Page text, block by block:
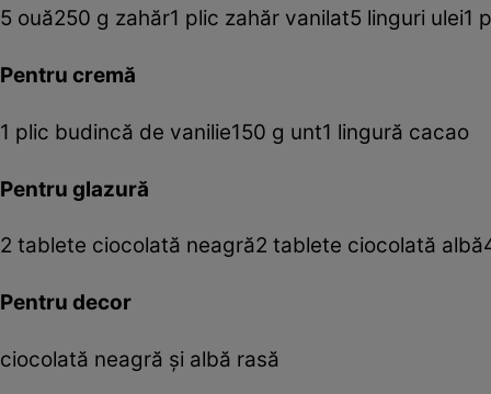
5 ouă250 g zahăr1 plic zahăr vanilat5 linguri
Pentru cremă
1 plic budincă de vanilie150 g unt1 lingură cacao
Pentru glazură
2 tablete ciocolată neagră2 tablete ciocolată
Pentru decor
ciocolată neagră și albă rasă